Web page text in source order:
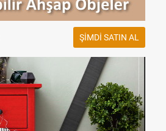
ŞIMDI SATIN AL